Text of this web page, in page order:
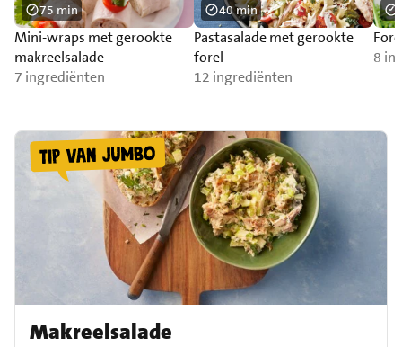
Mini-wraps met gerookte
makreelsalade
7 ingrediënten
75 min
Pastasalade met gerookte
forel
12 ingrediënten
40 min
8
Makreelsalade